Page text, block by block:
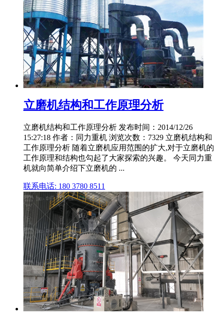
立磨机结构和工作原理分析
立磨机结构和工作原理分析 发布时间：2014/12/26
15:27:18 作者：同力重机 浏览次数：7329 立磨机结构和
工作原理分析 随着立磨机应用范围的扩大,对于立磨机的
工作原理和结构也勾起了大家探索的兴趣。 今天同力重
机就向简单介绍下立磨机的 ...
联系电话: 180 3780 8511